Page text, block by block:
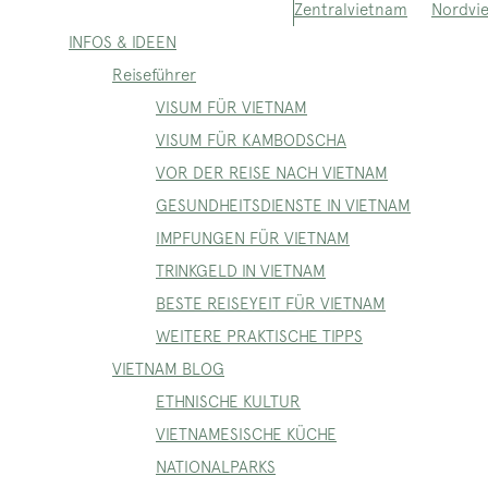
Zentralvietnam
INFOS & IDEEN
Reiseführer
VISUM FÜR VIETNAM
VISUM FÜR KAMBODSCHA
VOR DER REISE NACH VIETNAM
GESUNDHEITSDIENSTE IN VIETNAM
IMPFUNGEN FÜR VIETNAM
TRINKGELD IN VIETNAM
BESTE REISEYEIT FÜR VIETNAM
WEITERE PRAKTISCHE TIPPS
VIETNAM BLOG
ETHNISCHE KULTUR
VIETNAMESISCHE KÜCHE
NATIONALPARKS